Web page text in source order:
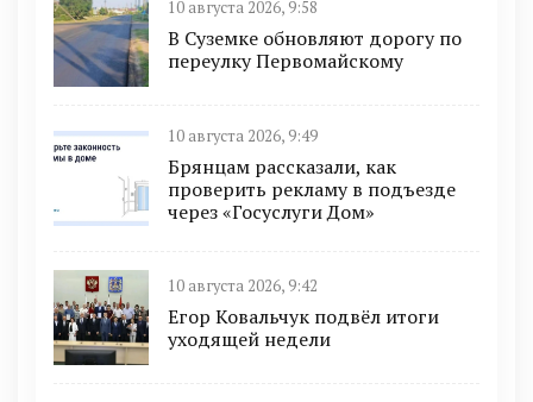
10 августа 2026, 9:58
В Суземке обновляют дорогу по
переулку Первомайскому
10 августа 2026, 9:49
Брянцам рассказали, как
проверить рекламу в подъезде
через «Госуслуги Дом»
10 августа 2026, 9:42
Егор Ковальчук подвёл итоги
уходящей недели